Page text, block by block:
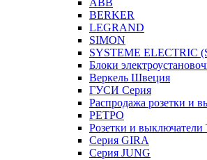
ABB
BERKER
LEGRAND
SIMON
SYSTEME ELECTRIC
Блоки
Веркель Швеция
ГУСИ Серия
Распродажа розетки и
РЕТРО
Розетки и
Серия GIRA
Серия JUNG